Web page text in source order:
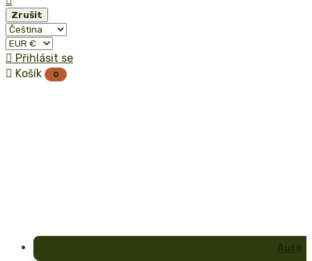
Zrušit
 Přihlásit se
 Košík 0